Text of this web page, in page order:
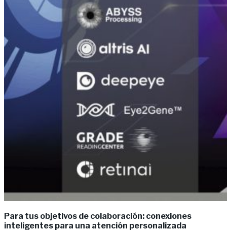
Para tus objetivos de colaboración: conexiones
inteligentes para una atención personalizada